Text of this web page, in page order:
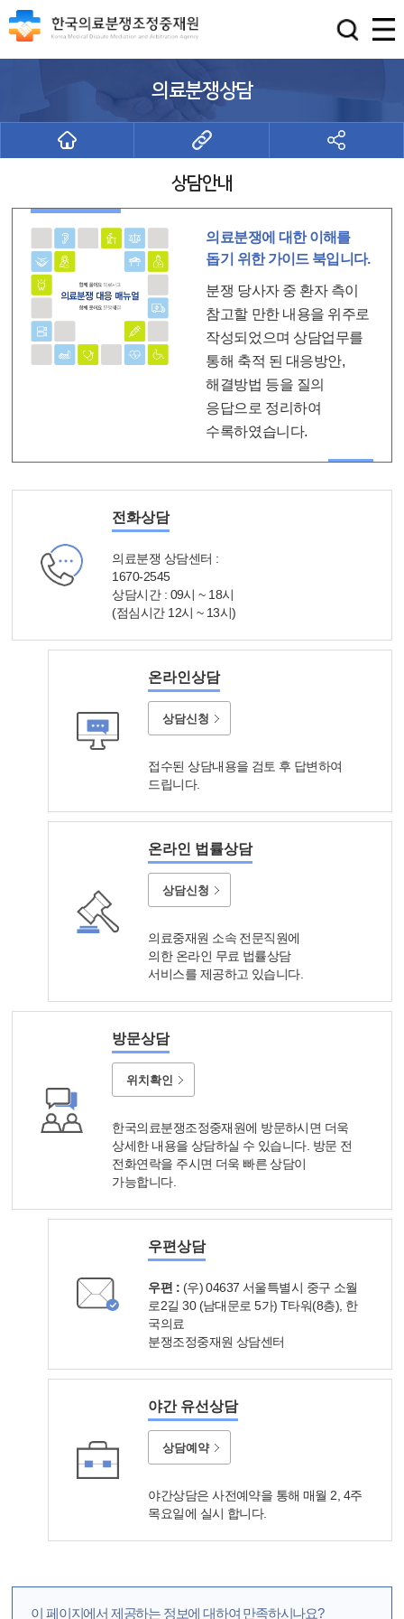
의료분쟁상담
상담안내
의료분쟁에 대한 이해를
돕기 위한 가이드 북입니다.
분쟁 당사자 중 환자 측이
참고할 만한 내용을 위주로
작성되었으며 상담업무를
통해 축적 된 대응방안,
해결방법 등을 질의
응답으로 정리하여
수록하였습니다.
전화상담
의료분쟁 상담센터 :
1670-2545
상담시간 : 09시 ~ 18시
(점심시간 12시 ~ 13시)
온라인상담
상담신청
접수된 상담내용을 검토 후 답변하여
드립니다.
온라인 법률상담
상담신청
의료중재원 소속 전문직원에
의한 온라인 무료 법률상담
서비스를 제공하고 있습니다.
방문상담
위치확인
한국의료분쟁조정중재원에 방문하시면 더욱
상세한 내용을 상담하실 수 있습니다. 방문 전
전화연락을 주시면 더욱 빠른 상담이
가능합니다.
우편상담
우편 : (우) 04637 서울특별시 중구 소월
로2길 30 (남대문로 5가) T타워(8층), 한
국의료
분쟁조정중재원 상담센터
야간 유선상담
상담예약
야간상담은 사전예약을 통해 매월 2, 4주
목요일에 실시 합니다.
이 페이지에서 제공하는 정보에 대하여 만족하시나요?